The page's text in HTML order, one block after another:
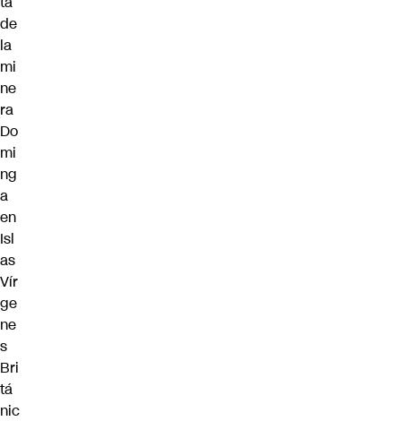
de
la
mi
ne
ra
Do
mi
ng
a
en
Isl
as
Vír
ge
ne
s
Bri
tá
nic